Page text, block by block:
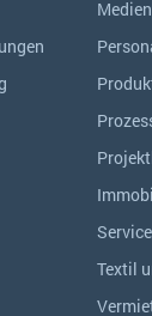
Medien
Textil